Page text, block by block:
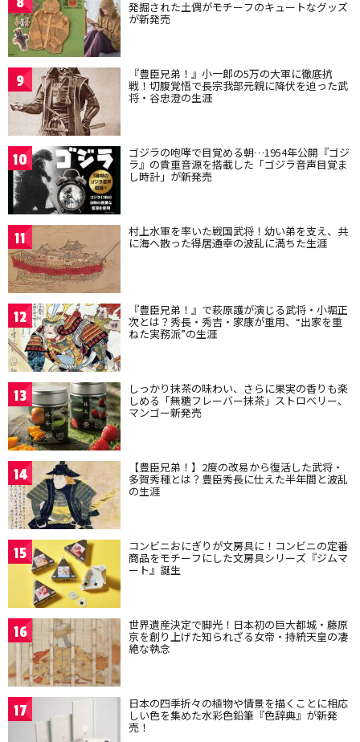
発掘された土偶がモチーフのキュートなグッズ
が新発売
9 『豊臣兄弟！』小一郎の5万の大軍に徹底抗
戦！切腹覚悟で長宗我部元親に降伏を迫った武
将・谷忠澄の生涯
10 ゴジラの咆哮で目覚める朝…1954年公開『ゴジ
ラ』の貴重音源を搭載した「ゴジラ音声目覚ま
し時計」が新発売
11 村上水軍を率いた戦国武将！幼い弟を支え、共
に海へ散った得居通幸の波乱に満ちた生涯
12 『豊臣兄弟！』で萩原護が演じる武将・小堀正
次とは？秀長・秀吉・家康が重用、“出家を重
ねた実務派”の生涯
13 しっかり抹茶の味わい、さらに果実の香りも楽
しめる「無糖フレーバー抹茶」ストロベリー、
マンゴー新発売
14 【豊臣兄弟！】2度の改易から復活した武将・
多賀秀種とは？豊臣秀長に仕えた半年間と波乱
の生涯
15 コンビニおにぎりが文房具に！コンビニの定番
商品をモチーフにした文房具シリーズ『ジムマ
ート』誕生
16 世界遺産決定で脚光！日本初の巨大都城・藤原
京を創り上げた知られざる女帝・持統天皇の凄
絶な執念
17 日本の四季折々の植物や情景を描くことに相応
しい色を集めた水彩色鉛筆『色辞典』が新発
売！